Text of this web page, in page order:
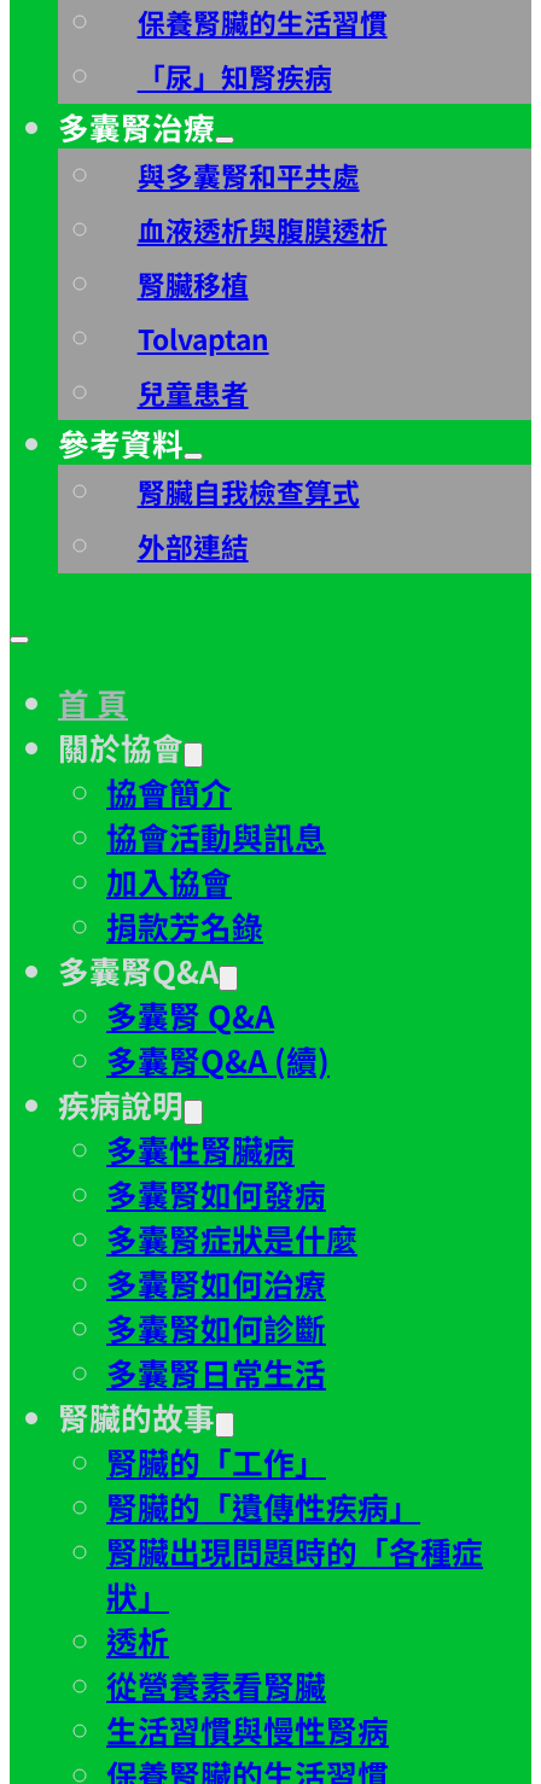
保養腎臟的生活習慣
「尿」知腎疾病
多囊腎治療
與多囊腎和平共處
血液透析與腹膜透析
腎臟移植
Tolvaptan
兒童患者
參考資料
腎臟自我檢查算式
外部連結
首 頁
關於協會
協會簡介
協會活動與訊息
加入協會
捐款芳名錄
多囊腎Q&A
多囊腎 Q&A
多囊腎Q&A (續)
疾病說明
多囊性腎臟病
多囊腎如何發病
多囊腎症狀是什麼
多囊腎如何治療
多囊腎如何診斷
多囊腎日常生活
腎臟的故事
腎臟的「工作」
腎臟的「遺傳性疾病」
腎臟出現問題時的「各種症
狀」
透析
從營養素看腎臟
生活習慣與慢性腎病
保養腎臟的生活習慣